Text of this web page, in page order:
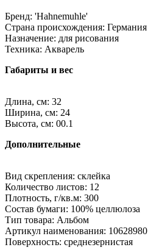
Бренд: 'Hahnemuhle'
Страна происхождения: Германия
Назначение: для рисования
Техника: Акварель
Габариты и вес
Длина, см: 32
Ширина, см: 24
Высота, см: 00.1
Дополнительные
Вид скрепления: склейка
Количество листов: 12
Плотность, г/кв.м: 300
Состав бумаги: 100% целлюлоза
Тип товара: Альбом
Артикул наименования: 10628980
Поверхность: среднезернистая